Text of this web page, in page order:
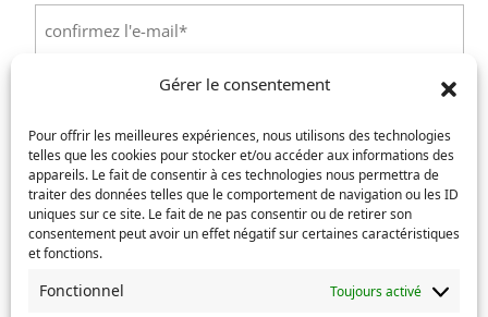
Gérer le consentement
Pour offrir les meilleures expériences, nous utilisons des technologies
telles que les cookies pour stocker et/ou accéder aux informations des
appareils. Le fait de consentir à ces technologies nous permettra de
traiter des données telles que le comportement de navigation ou les ID
uniques sur ce site. Le fait de ne pas consentir ou de retirer son
consentement peut avoir un effet négatif sur certaines caractéristiques
et fonctions.
Fonctionnel Toujours activé
Saisissez
un
(Nécessaire)
Service concerné(Nécessaire)
Si votre demande concerne des actes de naissance et/ou
de mariage, choisissez l'Etat-Civil comme service